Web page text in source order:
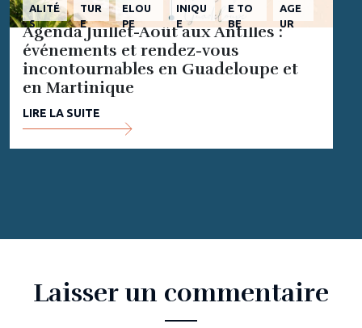
ALITÉ
S
TUR
E
ELOU
PE
INIQU
E
E TO
BE
AGE
UR
Agenda Juillet-Août aux Antilles :
événements et rendez-vous
incontournables en Guadeloupe et
en Martinique
LIRE LA SUITE
Laisser un commentaire